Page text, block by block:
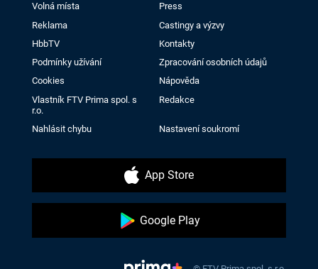
Volná místa
Press
Reklama
Castingy a výzvy
HbbTV
Kontakty
Podmínky užívání
Zpracování osobních údajů
Cookies
Nápověda
Vlastník FTV Prima spol. s
r.o.
Redakce
Nahlásit chybu Nastavení soukromí
App Store
Google Play